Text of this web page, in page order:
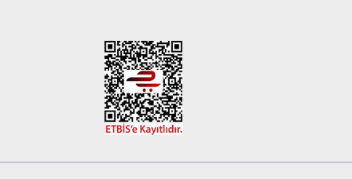
Müşteri Destek Hattı ile İletişim
Herhangi bir soru, öneri veya şikayetiniz için müşteri destek ekibimiz her zaman
hizmetinizdedir. İletişim sayfamız üzerinden bize ulaşabilir veya canlı destek
hattımızdan anında yardım alabilirsiniz. Siz değerli müşterilerimizin memnuniyeti, en